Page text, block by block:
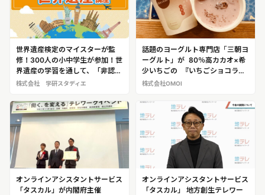
世界遺産検定のマイスターが監
修！300人の小中学生が参加！世
界遺産の学習を通して、「非認知
能力」を育む講座として大人気
座」
株式会社 学研スタディエ
話題のヨーグルト専門店「三朝ヨ
ーグルト」が 80％高カカオ×希
少いちごの 『いちごショコラヨ
ーグルト』を2月1日から販売開
ないチョコレートを～
株式会社OMOI
オンラインアシスタントサービス
「タスカル」が内閣府主催
オンラインアシスタントサービス
「タスカル」 地方創生テレワー